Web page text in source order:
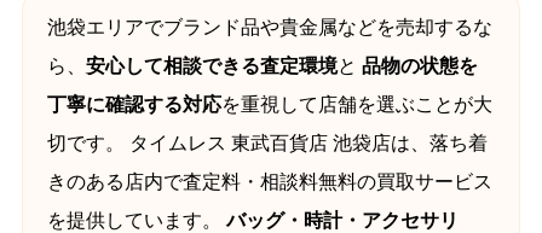
池袋エリアでブランド品や貴金属などを売却するな
ら、 安心して相談できる査定環境と 品物の状態を
丁寧に確認する対応を重視して店舗を選ぶことが大
切です。 タイムレス 東武百貨店 池袋店は、落ち着
きのある店内で査定料・相談料無料の買取サービス
を提供しています。バッグ・時計・アクセサリ